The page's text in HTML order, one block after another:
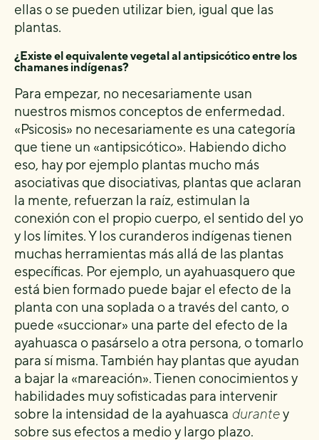
ellas o se pueden utilizar bien, igual que las
plantas.
¿Existe el equivalente vegetal al antipsicótico entre los
chamanes indígenas?
Para empezar, no necesariamente usan
nuestros mismos conceptos de enfermedad.
«Psicosis» no necesariamente es una categoría
que tiene un «antipsicótico». Habiendo dicho
eso, hay por ejemplo plantas mucho más
asociativas que disociativas, plantas que aclaran
la mente, refuerzan la raíz, estimulan la
conexión con el propio cuerpo, el sentido del yo
y los límites. Y los curanderos indígenas tienen
muchas herramientas más allá de las plantas
específicas. Por ejemplo, un ayahuasquero que
está bien formado puede bajar el efecto de la
planta con una soplada o a través del canto, o
puede «succionar» una parte del efecto de la
ayahuasca o pasárselo a otra persona, o tomarlo
para sí misma. También hay plantas que ayudan
a bajar la «mareación». Tienen conocimientos y
habilidades muy sofisticadas para intervenir
sobre la intensidad de la ayahuasca durantey
sobre sus efectos a medio y largo plazo.